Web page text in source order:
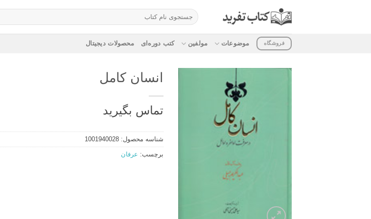
جستجو
برای:
فروشگاه موضوعات مولفین کتب دوره‌ای محصولات دیجیتال
انسان کامل
تماس بگیرید
شناسه محصول:1001940028
برچسب: عرفان